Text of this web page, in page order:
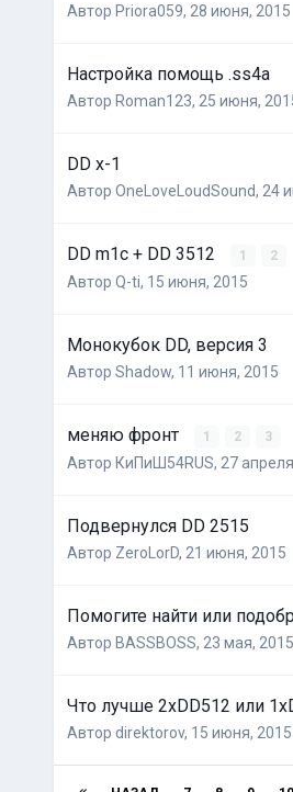
Автор Priora059, 28 июня, 2015
Настройка помощь .ss4a
Автор Roman123, 25 июня,
DD x-1
Автор OneLoveLoudSound, 24
DD m1c + DD 3512 1 2
Автор Q-ti, 15 июня, 2015
Монокубок DD, версия 3
Автор Shadow, 11 июня, 2015
меняю фронт 1 2 3
Автор КиПиШ54RUS, 27
Подвернулся DD 2515
Автор ZeroLorD, 21 июня, 2015
Помогите найти или
Автор BASSBOSS, 23 мая, 2015
Что лучше 2хDD512 или
Автор direktorov, 15 июня, 2015